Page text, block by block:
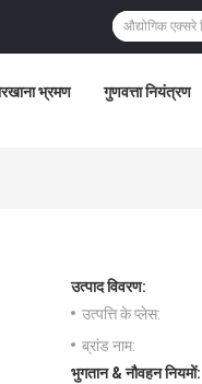
भ्रमण गुणवत्ता नियंत्रण
उत्पाद विवरण:
उत्पत्ति के प्लेस:
ब्रांड नाम:
भुगतान & नौवहन नियमों: